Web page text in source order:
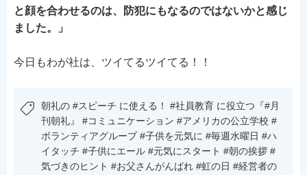
と顔を合わせるのは、防犯にもなるのではないかと感じ
ました。」
今日もわが社は、ツイてるツイてる！！
朝礼の #スピーチ に使える！ #社員教育 に役立つ『#月
刊朝礼』 #コミュニケーション #アメリカの公立学校 #
ボランティアグループ #子供を元気に #毎週水曜日 #ハ
イタッチ #子供にエール #元気にスタート #朝の挨拶 #
気づきのヒント #お父さんがんばれ #虹の日 #経営者の